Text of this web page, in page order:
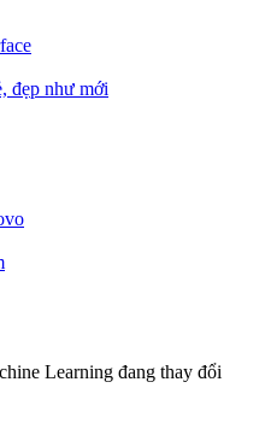
đẹp như mới
Learning đang thay đổi